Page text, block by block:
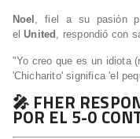
Noel , fiel a su pasión
el United , respondió con
"Yo creo que es un idiota
'Chicharito' significa 'el
🎤 FHER
POR EL 5-0